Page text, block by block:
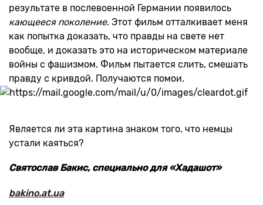
результате в послевоенной Германии появилось
кающееся поколение. Этот фильм отталкивает меня
как попытка доказать, что правды на свете нет
вообще, и доказать это на историческом материале
войны с фашизмом. Фильм пытается слить, смешать
правду с кривдой. Получаются помои.
Является ли эта картина знаком того, что немцы
устали каяться?
Святослав Бакис, специально для «Хадашот»
bakino.at.ua